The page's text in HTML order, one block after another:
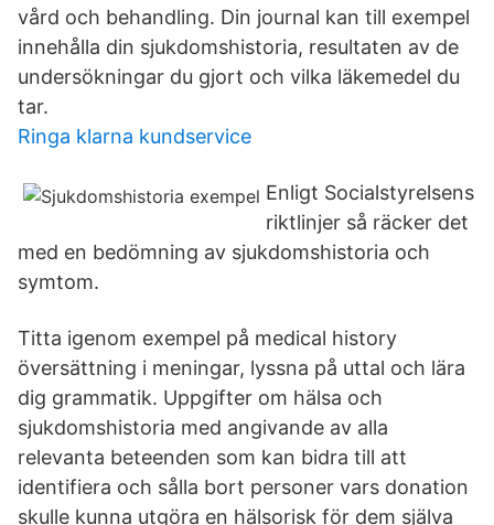
vård och behandling. Din journal kan till exempel
innehålla din sjukdomshistoria, resultaten av de
undersökningar du gjort och vilka läkemedel du
tar.
Ringa klarna kundservice
Enligt Socialstyrelsens
riktlinjer så räcker det
med en bedömning av sjukdomshistoria och
symtom.
Titta igenom exempel på medical history
översättning i meningar, lyssna på uttal och lära
dig grammatik. Uppgifter om hälsa och
sjukdomshistoria med angivande av alla
relevanta beteenden som kan bidra till att
identifiera och sålla bort personer vars donation
skulle kunna utgöra en hälsorisk för dem själva